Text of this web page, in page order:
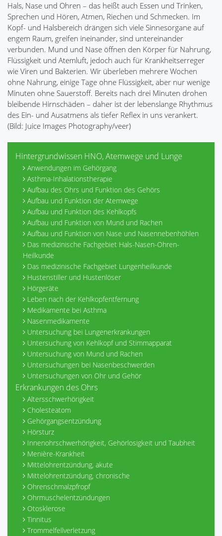
Hals, Nase und Ohren – das heißt auch Essen und Trinken,
Sprechen und Hören, Atmen, Riechen und Schmecken. Im
Kopf- und Halsbereich drängen sich viele Sinnesorgane auf
engem Raum, greifen ineinander, sind untereinander
verbunden. Mund und Nase öffnen den Körper für Nahrung,
Flüssigkeit und Atemluft, jedoch auch für Krankheitserreger
wie Viren und Bakterien. Wir überleben mehrere Wochen
ohne Nahrung, einige Tage ohne Flüssigkeit, aber nur wenige
Minuten ohne Sauerstoff. Bereits nach drei Minuten drohen
bleibende Hirnschäden – daher ist der lebenslange Rhythmus
des Ein- und Ausatmens als tiefer Reflex in uns verankert.
(Bild: Juice Images Photography/veer)
Hintergrundwissen HNO, Atemwege und Lunge
Anwendungen im Gehörgang
Asthma-Inhalationstherapie
Aufbau des Ohrs und Funktion des Gehörs
Aufbau und Funktion der Atemwege
Aufbau und Funktion des Kehlkopfs
Aufbau und Funktion von Mund und Rachen
Aufbau und Funktion von Nase und Nasennebenhöhlen
Das medizinische Fachgebiet Hals-Nasen-Ohren-
Heilkunde
Das medizinische Fachgebiet Lungenheilkunde
Hustenstiller und Hustenlöser
Hörgeräte
Leben nach der Kehlkopfentfernung
Medikamente bei Asthma
Nasenmedikamente
Untersuchung bei Lungenerkrankungen
Untersuchung von Kehlkopf und Stimmapparat
Untersuchung von Mund und Rachen
Untersuchungen bei Nasenbeschwerden
Untersuchungen von Ohr und Gehör
Erkrankungen des Ohrs
Altersschwerhörigkeit
Cholesteatom
Gehörgangsentzündung
Hörsturz
Innenohrschwerhörigkeit, Gehörlosigkeit und Taubheit
Menière-Krankheit
Mittelohrentzündung, akute
Mittelohrentzündung, chronische
Ohrenschmalzpfropf
Ohrmuschelentzündungen
Otosklerose
Tinnitus
Trommelfellverletzung